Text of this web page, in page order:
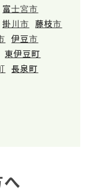
富士宮市
掛川市
藤枝市
伊豆市
東伊豆町
長泉町